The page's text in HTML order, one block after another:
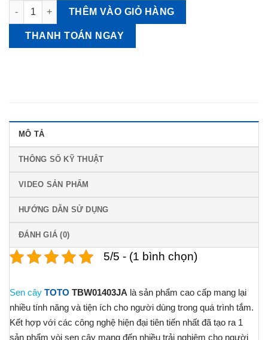
Sen cây TOTO TBW01403JA Mạ Niken Chrome số lượng
THÊM VÀO GIỎ HÀNG
THANH TOÁN NGAY
MÔ TẢ
THÔNG SỐ KỸ THUẬT
VIDEO SẢN PHẨM
HƯỚNG DẪN SỬ DỤNG
ĐÁNH GIÁ (0)
5/5 - (1 bình chọn)
Sen cây TOTO TBW01403JA là sản phẩm cao cấp mang lại
nhiều tính năng và tiện ích cho người dùng trong quá trình tắm.
Kết hợp với các công nghệ hiện đại tiên tiến nhất đã tạo ra 1
sản phẩm vòi sen cây mang đến nhiều trải nghiệm cho người